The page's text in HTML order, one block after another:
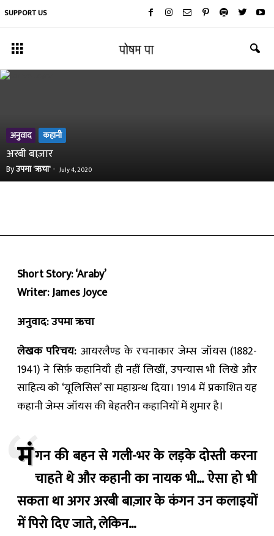
SUPPORT US
अनुवाद कहानी
अरबी बाज़ार
Byउपमा 'ऋचा'- July 4, 2020
Short Story: ‘Araby’
Writer: James Joyce
अनुवाद: उपमा ऋचा
लेखक परिचय: आयरलैण्ड के रचनाकार जेम्स जॉयस (1882-
1941) ने सिर्फ़ कहानियाँ ही नहीं लिखीं, उपन्यास भी लिखे और
साहित्य को ‘यूलिसिस’ सा महाग्रन्थ दिया। 1914 में प्रकाशित यह
कहानी जेम्स जॉयस की बेहतरीन कहानियों में शुमार है।
मंगन की बहन से गली-भर के लड़के दोस्ती करना
चाहते थे और कहानी का नायक भी… ऐसा हो भी
सकता था अगर अरबी बाज़ार के कंगन उन कलाइयों
में पिरो दिए जाते, लेकिन…